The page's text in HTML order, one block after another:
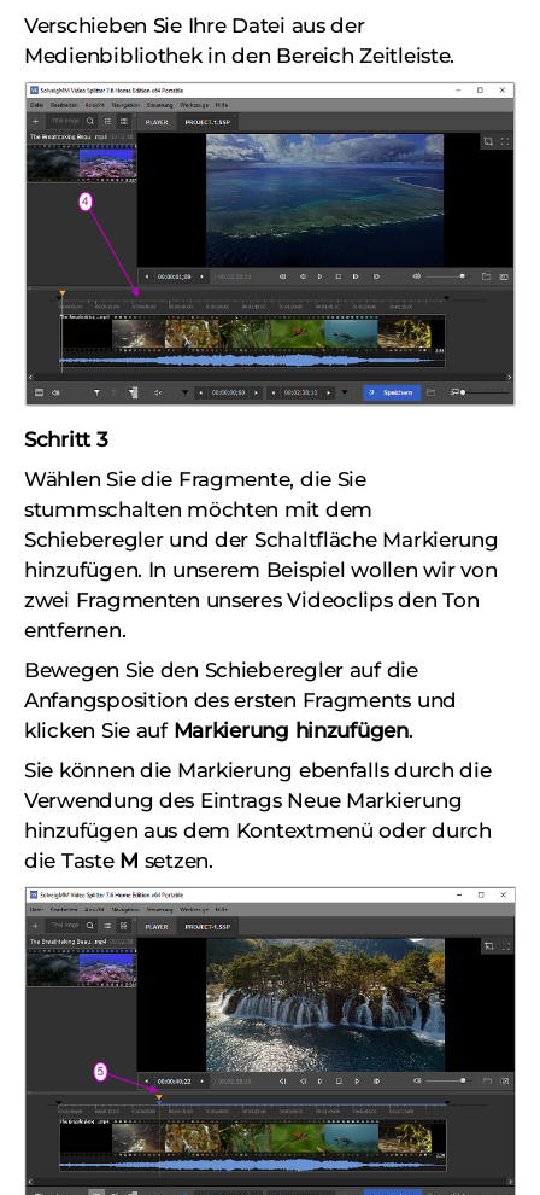
Verschieben Sie Ihre Datei aus der
Medienbibliothek in den Bereich Zeitleiste.
Schritt 3
Wählen Sie die Fragmente, die Sie
stummschalten möchten mit dem
Schieberegler und der Schaltfläche Markierung
hinzufügen. In unserem Beispiel wollen wir von
zwei Fragmenten unseres Videoclips den Ton
entfernen.
Bewegen Sie den Schieberegler auf die
Anfangsposition des ersten Fragments und
klicken Sie auf Markierung hinzufügen.
Sie können die Markierung ebenfalls durch die
Verwendung des Eintrags Neue Markierung
hinzufügen aus dem Kontextmenü oder durch
die Taste M setzen.